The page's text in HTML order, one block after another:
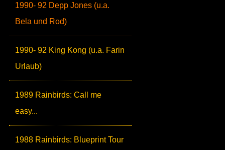
1990- 92 Depp Jones (u.a.
Bela und Rod)
1990- 92 King Kong (u.a. Farin
Urlaub)
1989 Rainbirds: Call me
easy...
1988 Rainbirds: Blueprint Tour